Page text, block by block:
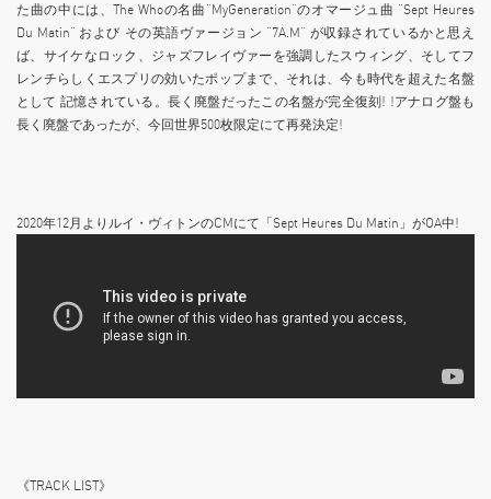
た曲の中には、The Whoの名曲”MyGeneration”のオマージュ曲 “Sept Heures
Du Matin” および その英語ヴァージョン “7A.M” が収録されているかと思え
ば、サイケなロック、ジャズフレイヴァーを強調したスウィング、そしてフ
レンチらしくエスプリの効いたポップまで、それは、今も時代を超えた名盤
として 記憶されている。長く廃盤だったこの名盤が完全復刻! !アナログ盤も
長く廃盤であったが、今回世界500枚限定にて再発決定!
2020年12月よりルイ・ヴィトンのCMにて「Sept Heures Du Matin」がOA中!
《TRACK LIST》